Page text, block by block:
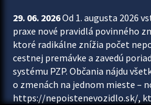
29. 06. 2026Od 1. augusta 2026
praxe nové pravidlá povinného
ktoré radikálne znížia počet
cestnej premávke a zavedú
systému PZP. Občania nájdu
o zmenách na jednom mieste –
https://nepoistenevozidlo.sk/,